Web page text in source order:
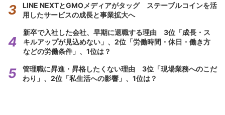
LINE NEXTとGMOメディアがタッグ ステーブルコインを活
用したサービスの成長と事業拡大へ
新卒で入社した会社、早期に退職する理由 3位「成長・ス
キルアップが見込めない」、2位「労働時間・休日・働き方
などの労働条件」、1位は？
管理職に昇進・昇格したくない理由 3位「現場業務へのこだ
わり」、2位「私生活への影響」、1位は？